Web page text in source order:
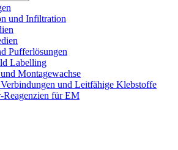
und Infiltration
Pufferlösungen
Labelling
Montagewachse
und Leitfähige Klebstoffe
Reagenzien für EM